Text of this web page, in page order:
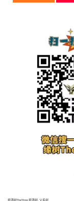
祖源树TheYtree 祖源树, 父系树